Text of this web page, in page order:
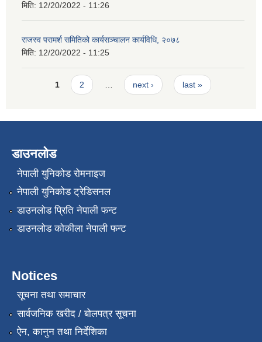
मिति: 12/20/2022 - 11:26
राजस्व परामर्श समितिको कार्यसञ्चालन कार्यविधि, २०७८
मिति: 12/20/2022 - 11:25
Pages
1 2 next › last »
डाउनलोड
नेपाली युनिकोड रोमनाइज
नेपाली युनिकोड ट्रेडिसनल
डाउनलोड प्रिति नेपाली फन्ट
डाउनलोड कोकीला नेपाली फन्ट
Notices
सूचना तथा समाचार
सार्वजनिक खरीद / बोलपत्र सूचना
ऐन, कानुन तथा निर्देशिका